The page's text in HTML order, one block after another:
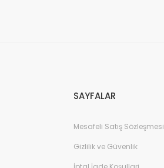
SAYFALAR
Mesafeli Satış Sözleşmesi
Gizlilik ve Güvenlik